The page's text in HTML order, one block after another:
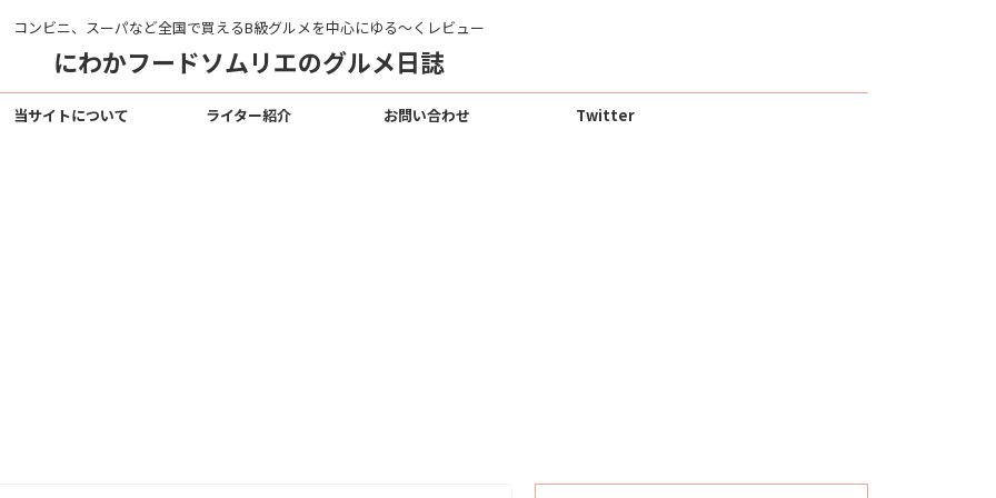
コンビニ、スーパなど全国で買えるB級グルメを中心にゆる〜くレビュー
にわかフードソムリエのグルメ日誌
当サイトについて ライター紹介 お問い合わせ Twitter